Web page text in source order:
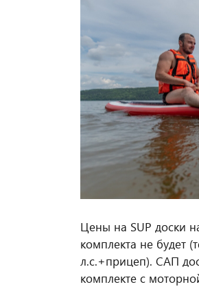
Цены на SUP доски
комплекта не будет
л.с.+прицеп). САП
комплекте с